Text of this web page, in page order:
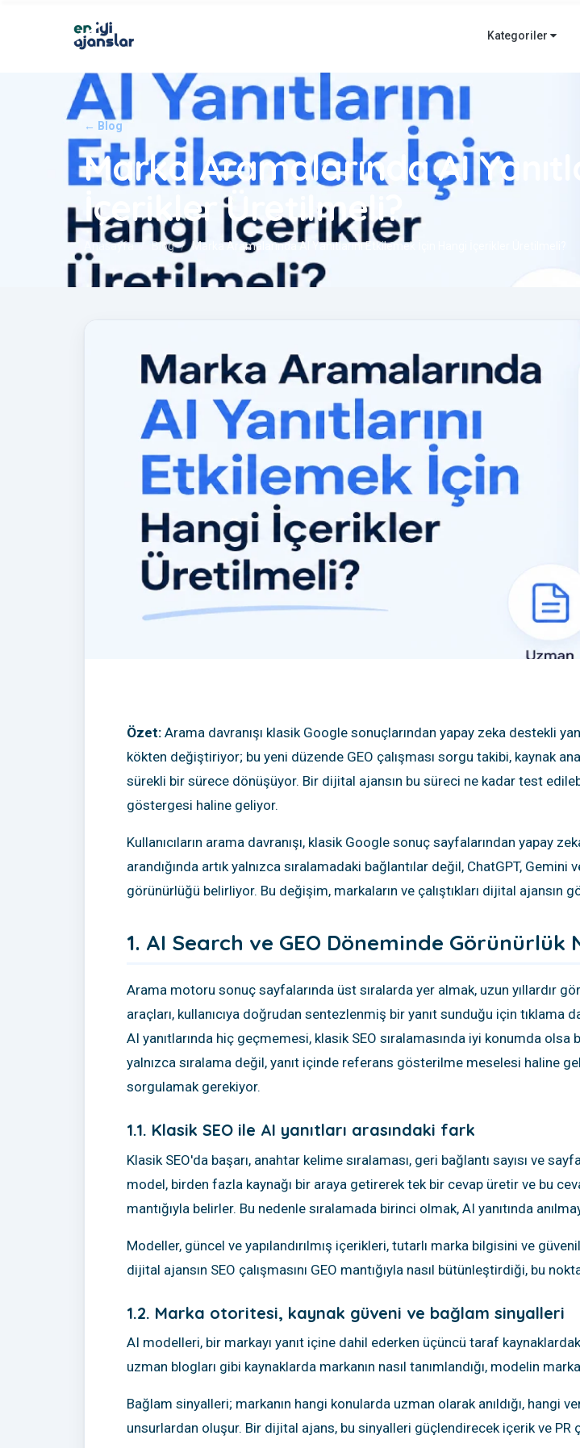
Kategoriler
← Blog
Marka Aramalarında AI
İçerikler Üretilmeli?
Anasayfa Blog Marka Aramalarında AI Yanıtlarını Etkilemek İçin Hangi İçerikler Üretilmeli?
Özet: Arama davranışı klasik Google sonuçlarından yapay zeka destekli
kökten değiştiriyor; bu yeni düzende GEO çalışması sorgu takibi, kaynak
sürekli bir sürece dönüşüyor. Bir dijital ajansın bu süreci ne kadar test
göstergesi haline geliyor.
Kullanıcıların arama davranışı, klasik Google sonuç sayfalarından yapay
arandığında artık yalnızca sıralamadaki bağlantılar değil, ChatGPT,
görünürlüğü belirliyor. Bu değişim, markaların ve çalıştıkları dijital ajansın
1. AI Search ve GEO Döneminde Görünürlük
Arama motoru sonuç sayfalarında üst sıralarda yer almak, uzun yıllardır
araçları, kullanıcıya doğrudan sentezlenmiş bir yanıt sunduğu için tıklama
AI yanıtlarında hiç geçmemesi, klasik SEO sıralamasında iyi konumda
yalnızca sıralama değil, yanıt içinde referans gösterilme meselesi haline
sorgulamak gerekiyor.
1.1. Klasik SEO ile AI yanıtları arasındaki fark
Klasik SEO'da başarı, anahtar kelime sıralaması, geri bağlantı sayısı ve
model, birden fazla kaynağı bir araya getirerek tek bir cevap üretir ve bu
mantığıyla belirler. Bu nedenle sıralamada birinci olmak, AI yanıtında
Modeller, güncel ve yapılandırılmış içerikleri, tutarlı marka bilgisini ve
dijital ajansın SEO çalışmasını GEO mantığıyla nasıl bütünleştirdiği, bu
1.2. Marka otoritesi, kaynak güveni ve bağlam sinyalleri
AI modelleri, bir markayı yanıt içine dahil ederken üçüncü taraf
uzman blogları gibi kaynaklarda markanın nasıl tanımlandığı, modelin
Bağlam sinyalleri; markanın hangi konularda uzman olarak anıldığı, hangi
unsurlardan oluşur. Bir dijital ajans, bu sinyalleri güçlendirecek içerik ve PR